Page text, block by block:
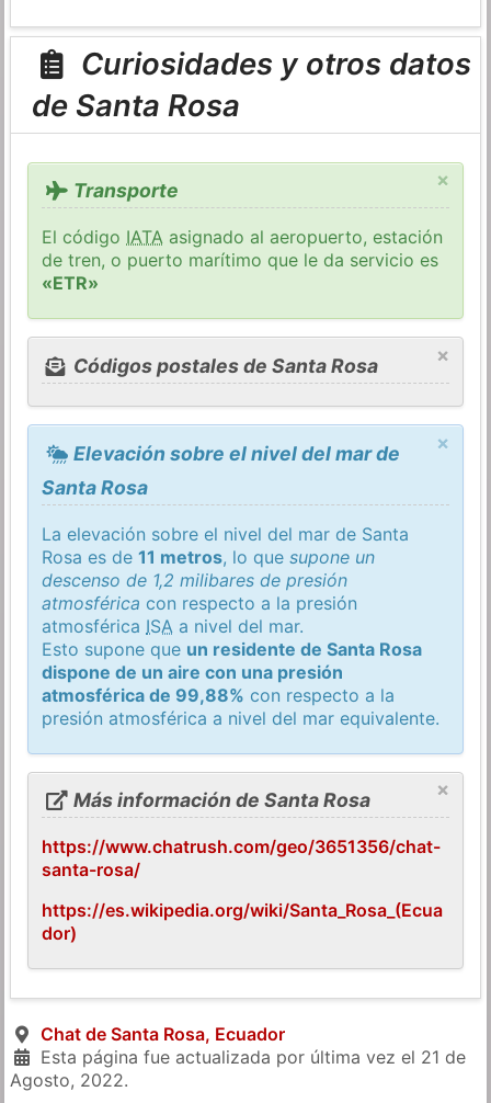
Curiosidades y otros datos
de Santa Rosa
×
Transporte
El código IATA asignado al aeropuerto, estación
de tren, o puerto marítimo que le da servicio es
«ETR»
×
Códigos postales de Santa Rosa
×
Elevación sobre el nivel del mar de
Santa Rosa
La elevación sobre el nivel del mar de Santa
Rosa es de11 metros, lo quesupone un
descenso de 1,2 milibares de presión
atmosférica con respecto a la presión
atmosférica ISA a nivel del mar.
Esto supone que un residente de Santa Rosa
dispone de un aire con una presión
atmosférica de 99,88% con respecto a la
presión atmosférica a nivel del mar equivalente.
×
Más información de Santa Rosa
https://www.chatrush.com/geo/3651356/chat-
santa-rosa/
https://es.wikipedia.org/wiki/Santa_Rosa_(Ecua
dor)
Chat de Santa Rosa, Ecuador
Esta página fue actualizada por última vez el 21 de
Agosto, 2022.